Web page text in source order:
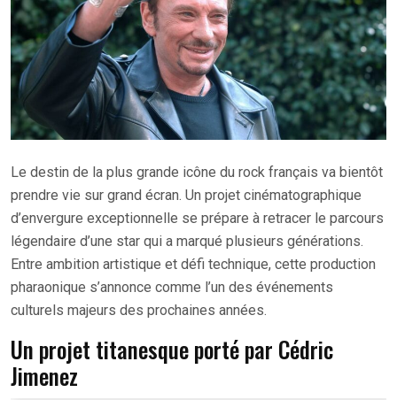
Le destin de la plus grande icône du rock français va bientôt
prendre vie sur grand écran. Un projet cinématographique
d’envergure exceptionnelle se prépare à retracer le parcours
légendaire d’une star qui a marqué plusieurs générations.
Entre ambition artistique et défi technique, cette production
pharaonique s’annonce comme l’un des événements
culturels majeurs des prochaines années.
Un projet titanesque porté par Cédric
Jimenez